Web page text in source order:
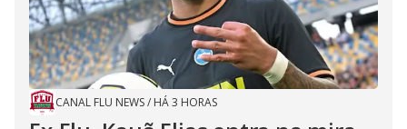
CANAL FLU NEWS/ HÁ 3 HORAS